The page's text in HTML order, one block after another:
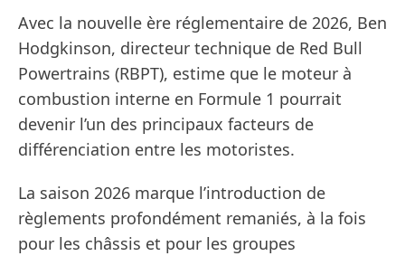
Avec la nouvelle ère réglementaire de 2026, Ben
Hodgkinson, directeur technique de Red Bull
Powertrains (RBPT), estime que le moteur à
combustion interne en Formule 1 pourrait
devenir l’un des principaux facteurs de
différenciation entre les motoristes.
La saison 2026 marque l’introduction de
règlements profondément remaniés, à la fois
pour les châssis et pour les groupes